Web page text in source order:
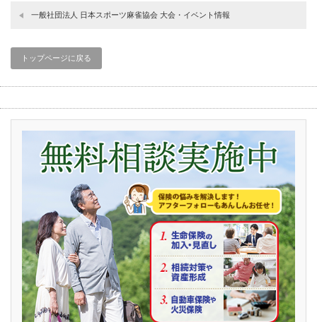
一般社団法人 日本スポーツ麻雀協会 大会・イベント情報
トップページに戻る